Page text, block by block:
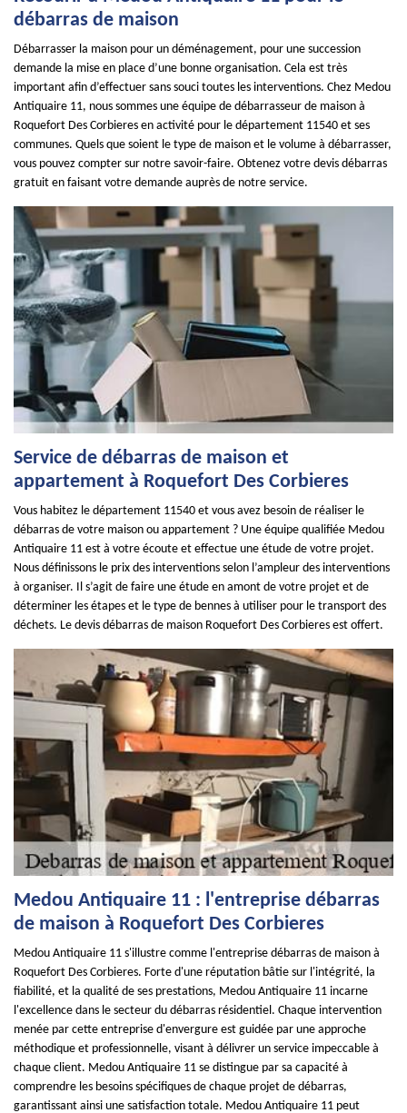
débarras de maison
Débarrasser la maison pour un déménagement, pour une succession
demande la mise en place d’une bonne organisation. Cela est très
important afin d’effectuer sans souci toutes les interventions. Chez Medou
Antiquaire 11, nous sommes une équipe de débarrasseur de maison à
Roquefort Des Corbieres en activité pour le département 11540 et ses
communes. Quels que soient le type de maison et le volume à débarrasser,
vous pouvez compter sur notre savoir-faire. Obtenez votre devis débarras
gratuit en faisant votre demande auprès de notre service.
Service de débarras de maison et
appartement à Roquefort Des Corbieres
Vous habitez le département 11540 et vous avez besoin de réaliser le
débarras de votre maison ou appartement ? Une équipe qualifiée Medou
Antiquaire 11 est à votre écoute et effectue une étude de votre projet.
Nous définissons le prix des interventions selon l’ampleur des interventions
à organiser. Il s’agit de faire une étude en amont de votre projet et de
déterminer les étapes et le type de bennes à utiliser pour le transport des
déchets. Le devis débarras de maison Roquefort Des Corbieres est offert.
Medou Antiquaire 11 : l'entreprise débarras
de maison à Roquefort Des Corbieres
Medou Antiquaire 11 s'illustre comme l'entreprise débarras de maison à
Roquefort Des Corbieres. Forte d'une réputation bâtie sur l'intégrité, la
fiabilité, et la qualité de ses prestations, Medou Antiquaire 11 incarne
l'excellence dans le secteur du débarras résidentiel. Chaque intervention
menée par cette entreprise d'envergure est guidée par une approche
méthodique et professionnelle, visant à délivrer un service impeccable à
chaque client. Medou Antiquaire 11 se distingue par sa capacité à
comprendre les besoins spécifiques de chaque projet de débarras,
garantissant ainsi une satisfaction totale. Medou Antiquaire 11 peut